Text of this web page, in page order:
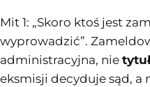
Mit 1: „Skoro ktoś jest
wyprowadzić”.
administracyjna, nie
eksmisji decyduje sąd, a